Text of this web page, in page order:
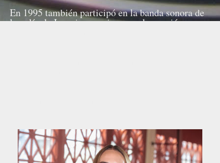
En 1995 también participó en la banda sonora de
la película La princesa cisne con la canción